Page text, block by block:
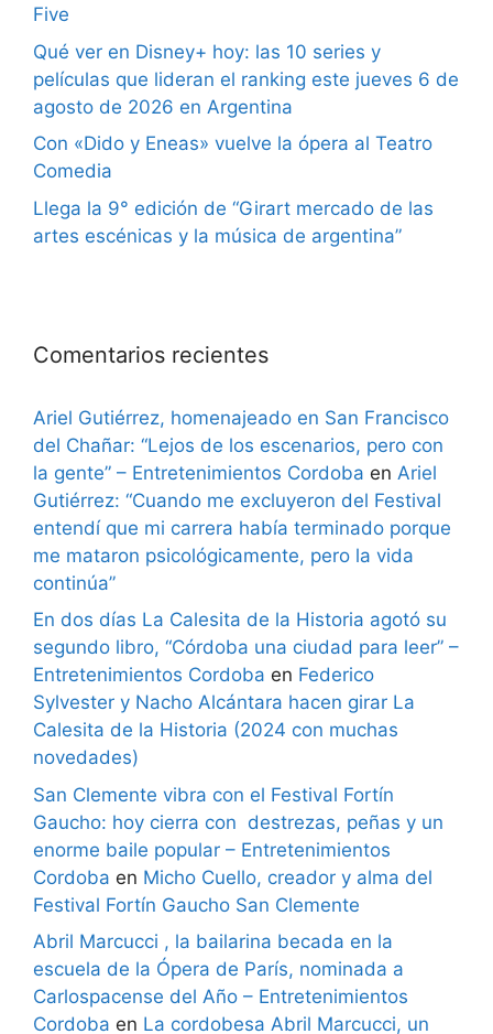
Five
Qué ver en Disney+ hoy: las 10 series y
películas que lideran el ranking este jueves 6 de
agosto de 2026 en Argentina
Con «Dido y Eneas» vuelve la ópera al Teatro
Comedia
Llega la 9° edición de “Girart mercado de las
artes escénicas y la música de argentina”
Comentarios recientes
Ariel Gutiérrez, homenajeado en San Francisco
del Chañar: “Lejos de los escenarios, pero con
la gente” – Entretenimientos Cordoba en Ariel
Gutiérrez: “Cuando me excluyeron del Festival
entendí que mi carrera había terminado porque
me mataron psicológicamente, pero la vida
continúa”
En dos días La Calesita de la Historia agotó su
segundo libro, “Córdoba una ciudad para leer” –
Entretenimientos Cordoba en Federico
Sylvester y Nacho Alcántara hacen girar La
Calesita de la Historia (2024 con muchas
novedades)
San Clemente vibra con el Festival Fortín
Gaucho: hoy cierra con destrezas, peñas y un
enorme baile popular – Entretenimientos
Cordoba en Micho Cuello, creador y alma del
Festival Fortín Gaucho San Clemente
Abril Marcucci , la bailarina becada en la
escuela de la Ópera de París, nominada a
Carlospacense del Año – Entretenimientos
Cordoba en La cordobesa Abril Marcucci, un